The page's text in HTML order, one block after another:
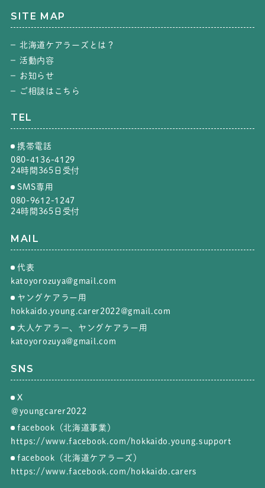
SITE MAP
北海道ケアラーズとは？
活動内容
お知らせ
ご相談はこちら
TEL
携帯電話
080-4136-4129
24時間365日受付
SMS専用
080-9612-1247
24時間365日受付
MAIL
代表
katoyorozuya@gmail.com
ヤングケアラー用
hokkaido.young.carer2022@gmail.com
大人ケアラー、ヤングケアラー用
katoyorozuya@gmail.com
SNS
X
＠youngcarer2022
facebook（北海道事業）
https://www.facebook.com/hokkaido.young.support
facebook（北海道ケアラーズ）
https://www.facebook.com/hokkaido.carers